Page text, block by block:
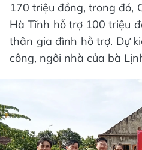
170 triệu đồng, trong đó,
Hà Tĩnh hỗ trợ 100 triệu
thân gia đình hỗ trợ. Dự
công, ngôi nhà của bà